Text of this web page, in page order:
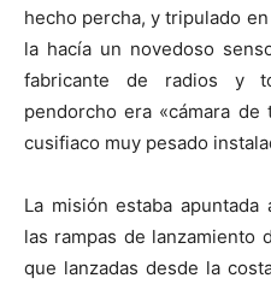
hecho percha, y tripulado
la hacía un novedoso
fabricante de radios y
pendorcho era «cámara de
cusifiaco muy pesado
La misión estaba
las rampas de lanzamiento
que lanzadas desde la